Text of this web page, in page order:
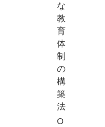
な
教
育
体
制
の
構
築
法
O